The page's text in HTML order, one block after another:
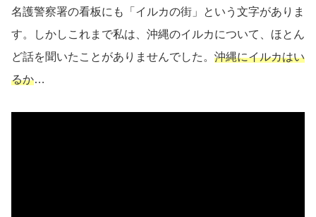
名護警察署の看板にも「イルカの街」という文字がありま
す。しかしこれまで私は、沖縄のイルカについて、ほとん
ど話を聞いたことがありませんでした。 沖縄にイルカはい
るか…